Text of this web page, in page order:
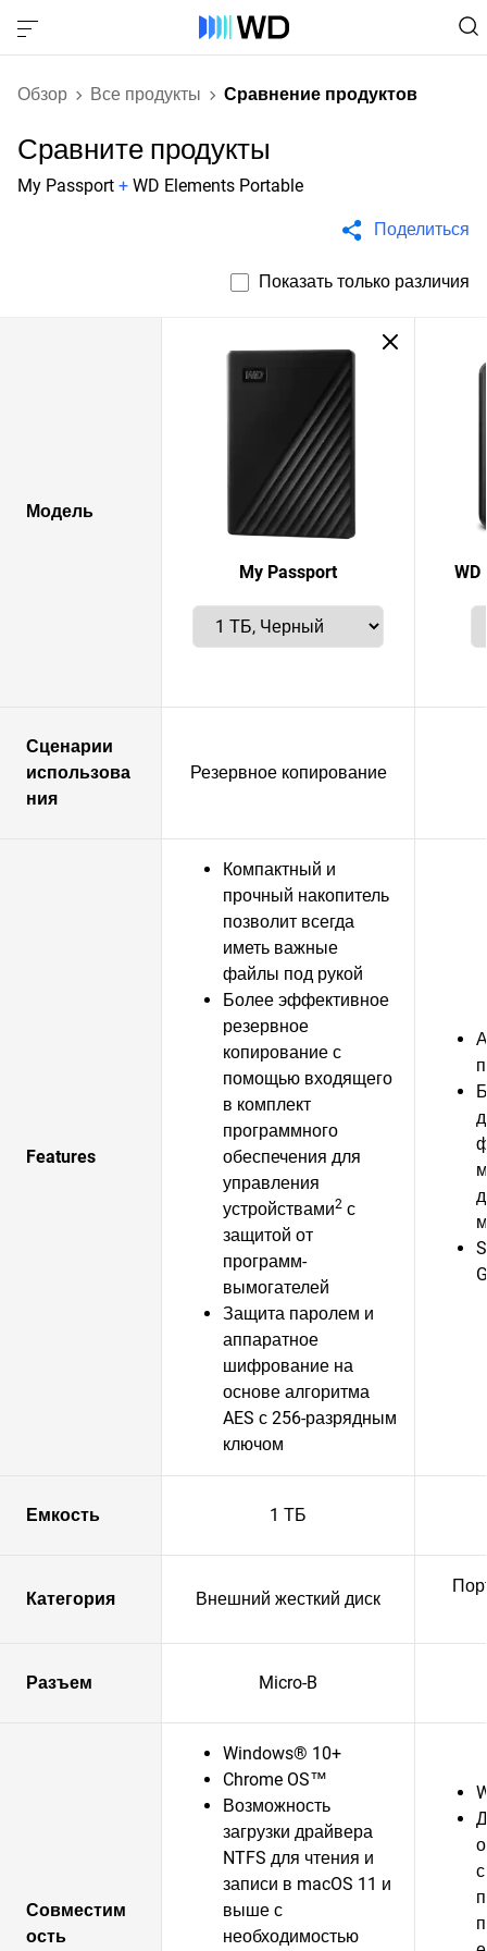
Обзор Все продукты Сравнение продуктов
Сравните продукты
My Passport + WD Elements Portable
Поделиться
Показать только различия
Модель
My Passport WD
Сценарии
использова
ния
Резервное копирование
Features
Компактный и
прочный накопитель
позволит всегда
иметь важные
файлы под рукой
Более эффективное
резервное
копирование с
помощью входящего
в комплект
программного
обеспечения для
управления
устройствами2 с
защитой от
программ-
вымогателей
Защита паролем и
аппаратное
шифрование на
основе алгоритма
AES с 256-разрядным
ключом
Емкость 1 ТБ
Категория Внешний жесткий диск
Разъем Micro-B
Совместим
ость
Windows® 10+
Chrome OS™
Возможность
загрузки драйвера
NTFS для чтения и
записи в macOS 11 и
выше с
необходимостью